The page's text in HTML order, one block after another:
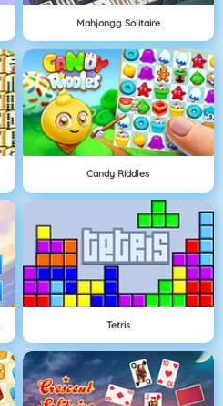
Mahjongg Solitaire
Candy Riddles
Tetris